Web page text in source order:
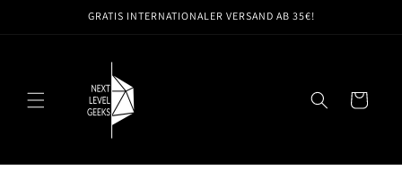
GRATIS INTERNATIONALER VERSAND AB 35€!
Warenkorb